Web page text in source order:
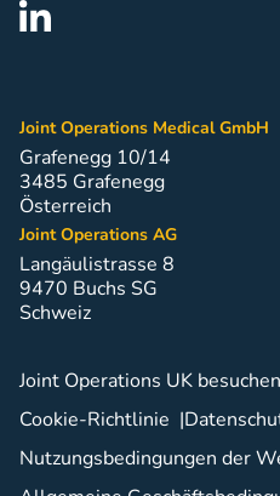
Joint Operations Medical GmbH
Grafenegg 10/14
3485 Grafenegg
Österreich
Joint Operations AG
Langäulistrasse 8
9470 Buchs SG
Schweiz
Joint Operations UK besuchen
Cookie-Richtlinie
Nutzungsbedingungen der